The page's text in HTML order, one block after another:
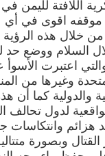
اللافتة لليمن
موقفه اقوى في أي
خلال هذه الرؤية
السلام ووضع حد
اعتبرت
وغيرها من
والدولية كما أن
لدول تحالف
هزائم وانتكاسات
وبصورة